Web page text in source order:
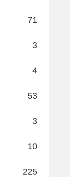
71
3
4
53
3
10
225